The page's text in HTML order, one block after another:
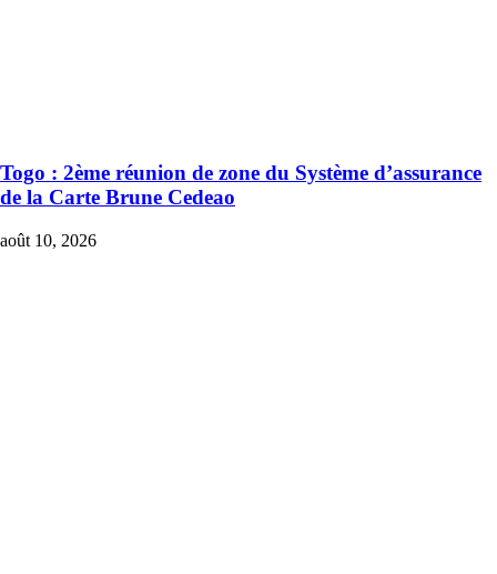
Togo : 2ème réunion de zone du Système d’assurance
de la Carte Brune Cedeao
août 10, 2026